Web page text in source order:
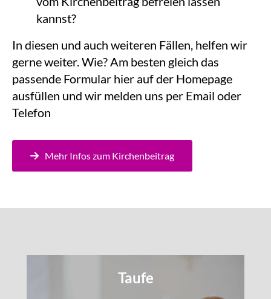
kannst?
In diesen und auch weiteren Fällen, helfen wir
gerne weiter. Wie? Am besten gleich das
passende Formular hier auf der Homepage
ausfüllen und wir melden uns per Email oder
Telefon
Mehr Infos zum Kirchenbeitrag
Taufe